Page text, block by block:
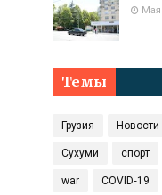
Мая
Темы
Грузия Новости
Сухуми спорт
war COVID‑19